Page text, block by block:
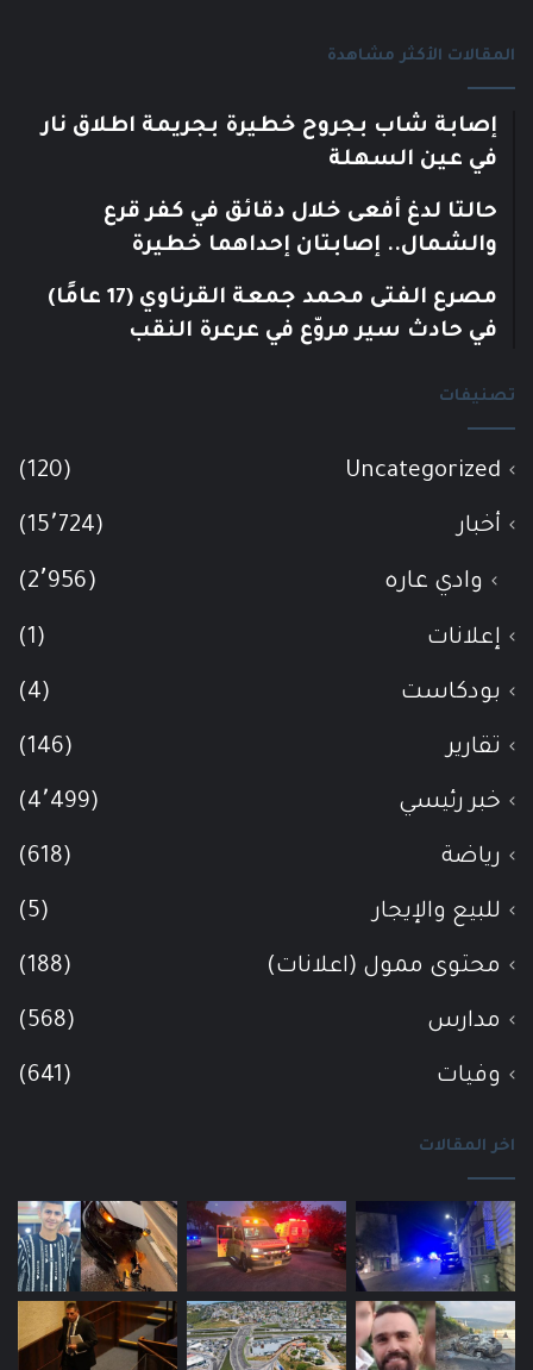
المقالات الأكثر مشاهدة
إصابة شاب بجروح خطيرة بجريمة اطلاق نار
في عين السهلة
حالتا لدغ أفعى خلال دقائق في كفر قرع
والشمال.. إصابتان إحداهما خطيرة
مصرع الفتى محمد جمعة القرناوي (17 عامًا)
في حادث سير مروّع في عرعرة النقب
تصنيفات
Uncategorized
(120)
أخبار (15٬724)
وادي عاره (2٬956)
إعلانات (1)
بودكاست (4)
تقارير (146)
خبر رئيسي (4٬499)
رياضة (618)
للبيع والإيجار (5)
محتوى ممول (اعلانات) (188)
مدارس (568)
وفيات (641)
اخر المقالات